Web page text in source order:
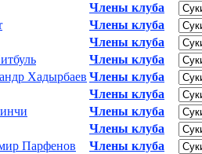
Члены клуба
Члены клуба
Члены клуба
Члены клуба
Хадырбаев Члены клуба
Члены клуба
Члены клуба
Члены клуба
Парфенов
Члены клуба